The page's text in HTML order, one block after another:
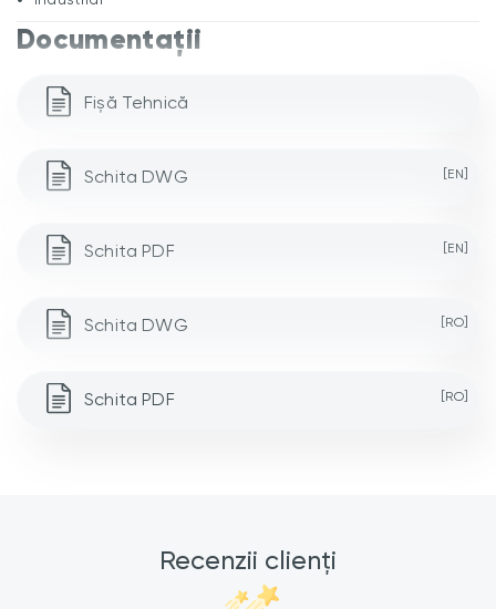
Documentații
Fișă Tehnică
Schita DWG [EN]
Schita PDF [EN]
Schita DWG [RO]
Schita PDF [RO]
Recenzii clienți